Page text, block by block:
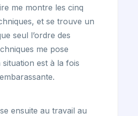
me montre les cinq
et se trouve un
seul l’ordre des
me pose
est à la fois
ensuite au travail au